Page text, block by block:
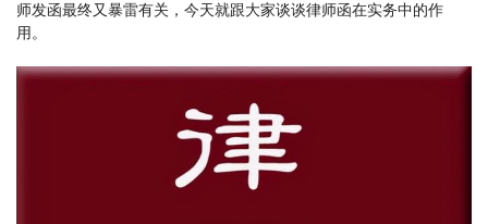
师发函最终又暴雷有关，今天就跟大家谈谈律师函在实务中的作
用。